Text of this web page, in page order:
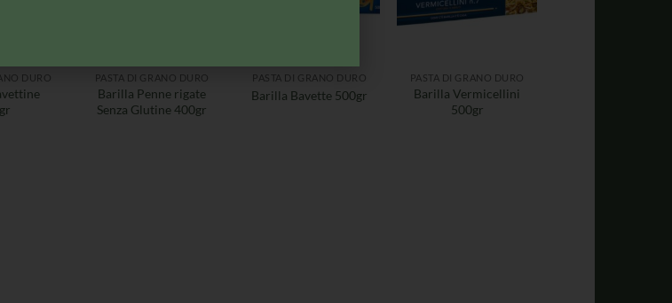
DURO PASTA DI GRANO DURO
Barilla Penne rigate
Senza Glutine 400gr
PASTA DI GRANO DURO
Barilla Bavette 500gr
PASTA DI GRANO DURO
Barilla Vermicellini
500gr